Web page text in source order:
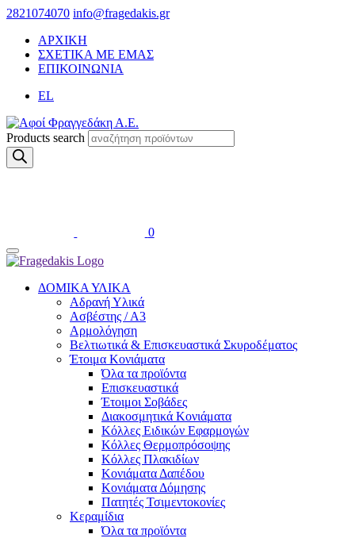
2821074070 info@fragedakis.gr
ΑΡΧΙΚΗ
ΣΧΕΤΙΚΑ ΜΕ ΕΜΑΣ
ΕΠΙΚΟΙΝΩΝΙΑ
EL
Products search
0
ΔΟΜΙΚΑ ΥΛΙΚΑ
Αδρανή Υλικά
Ασβέστης / Α3
Αρμολόγηση
Βελτιωτικά & Επισκευαστικά Σκυροδέματος
Έτοιμα Κονιάματα
Όλα τα προϊόντα
Επισκευαστικά
Έτοιμοι Σοβάδες
Διακοσμητικά Κονιάματα
Κόλλες Ειδικών Εφαρμογών
Κόλλες Θερμοπρόσοψης
Κόλλες Πλακιδίων
Κονιάματα Δαπέδου
Κονιάματα Δόμησης
Πατητές Τσιμεντοκονίες
Κεραμίδια
Όλα τα προϊόντα